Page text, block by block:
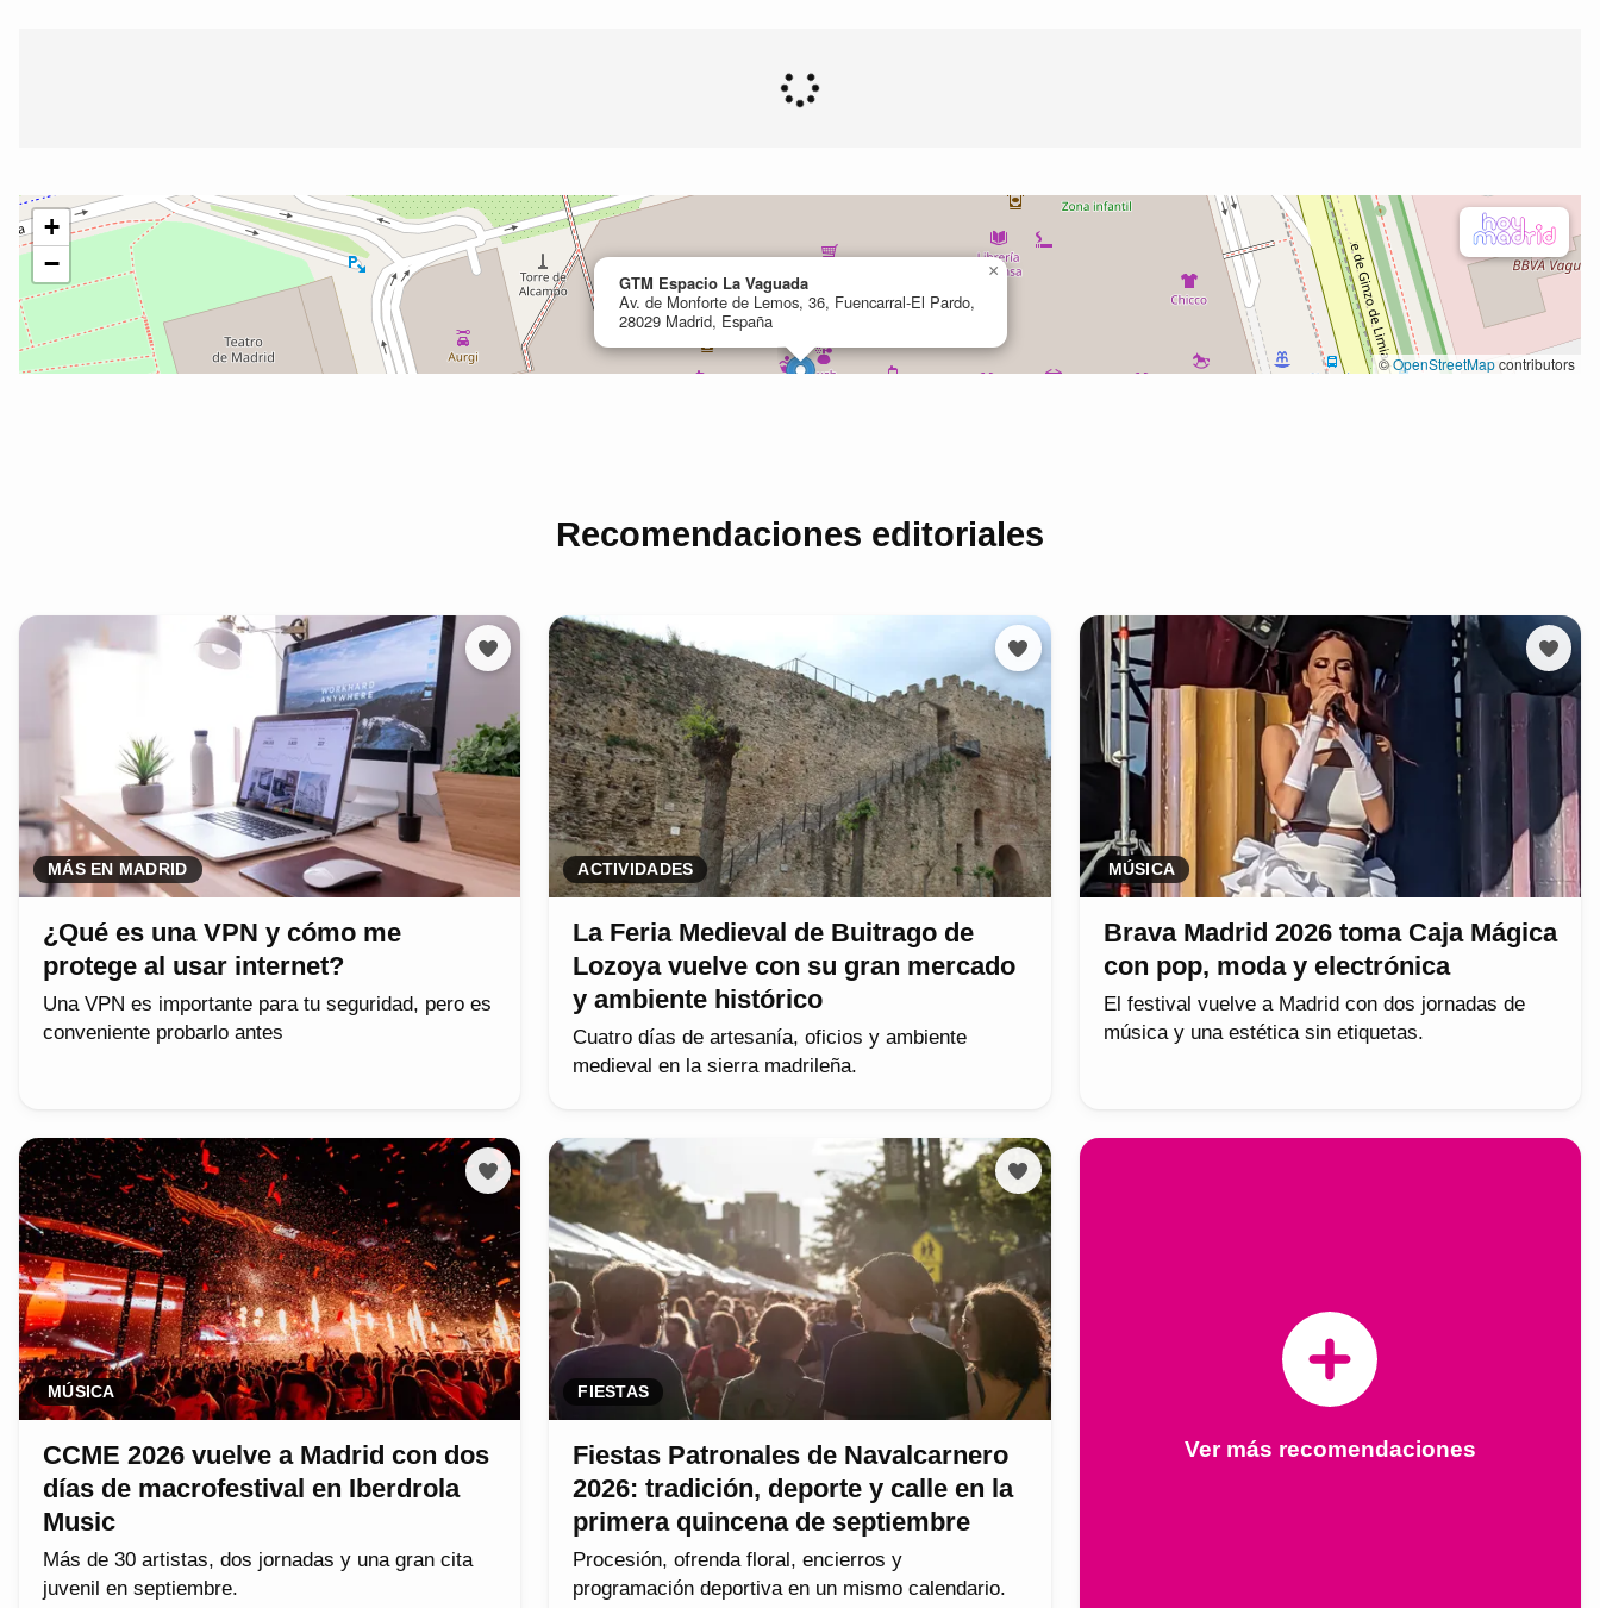
Recomendaciones editoriales
MÁS EN MADRID
¿Qué es una VPN y cómo me
protege al usar internet?
Una VPN es importante para tu seguridad, pero es
conveniente probarlo antes
ACTIVIDADES
La Feria Medieval de Buitrago de
Lozoya vuelve con su gran mercado
y ambiente histórico
Cuatro días de artesanía, oficios y ambiente
medieval en la sierra madrileña.
MÚSICA
Brava Madrid 2026 toma Caja Mágica
con pop, moda y electrónica
El festival vuelve a Madrid con dos jornadas de
música y una estética sin etiquetas.
MÚSICA
CCME 2026 vuelve a Madrid con dos
días de macrofestival en Iberdrola
Music
Más de 30 artistas, dos jornadas y una gran cita
juvenil en septiembre.
FIESTAS
Fiestas Patronales de Navalcarnero
2026: tradición, deporte y calle en la
primera quincena de septiembre
Procesión, ofrenda floral, encierros y
programación deportiva en un mismo calendario.
Ver más recomendaciones